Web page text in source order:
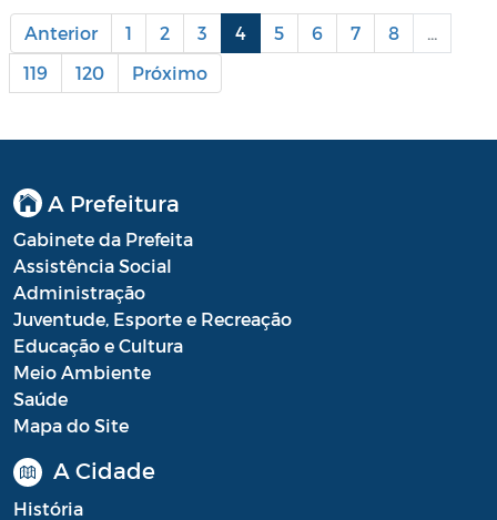
Anterior 1 2 3 4 5 6 7 8
119
120 Próximo
A Prefeitura
Gabinete da Prefeita
Assistência Social
Administração
Juventude, Esporte e Recreação
Educação e Cultura
Meio Ambiente
Saúde
Mapa do Site
A Cidade
História